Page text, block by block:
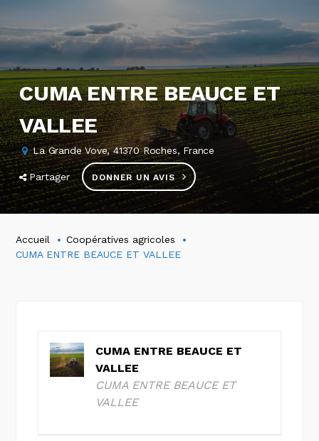
CUMA ENTRE BEAUCE ET
VALLEE
La Grande Vove, 41370 Roches, France
Partager DONNER UN AVIS
Accueil
Coopératives agricoles
CUMA ENTRE BEAUCE ET VALLEE
CUMA ENTRE BEAUCE ET
VALLEE
CUMA ENTRE BEAUCE ET
VALLEE